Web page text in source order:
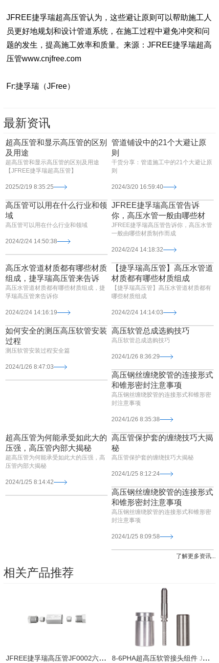
JFREE捷孚瑞超高压管认为，这些避让原则可以帮助施工人
员更好地规划和设计管道系统，在施工过程中避免冲突和问
题的发生，提高施工效率和质量。来源：JFREE捷孚瑞超高
压管www.cnjfree.com
Fr:捷孚瑞（JFree）
最新资讯
超高压管和显示高压管的区别
及用途
超高压管和显示高压管的区别及用途
【JFREE捷孚瑞超高压管】
2025/2/19 8:35:25
管道铺设中的21个大避让原
则
干货分享：管道施工中的21个大避让原
则
2024/3/20 16:59:40
高压管可以用在什么行业和领
域
高压管可以用在什么行业和领域
2024/2/24 14:50:38
JFREE捷孚瑞高压管告诉
你，高压水管一般由哪些材
JFREE捷孚瑞高压管告诉你，高压水管
一般由哪些材质制作而成
2024/2/24 14:18:32
高压水管道材质都有哪些材质
组成，捷孚瑞高压管来告诉
高压水管道材质都有哪些材质组成，捷
孚瑞高压管来告诉你
2024/2/24 14:16:19
【捷孚瑞高压管】高压水管道
材质都有哪些材质组成
【捷孚瑞高压管】高压水管道材质都有
哪些材质组成
2024/2/24 14:14:03
如何安全的测压高压软管安装
过程
测压软管安装过程安全篇
2024/1/26 8:47:03
高压软管总成选购技巧
高压软管总成选购技巧
2024/1/26 8:36:29
高压钢丝缠绕胶管的连接形式
和锥形密封注意事项
高压钢丝缠绕胶管的连接形式和锥形密
封注意事项
2024/1/26 8:35:38
超高压管为何能承受如此大的
压强，高压管内部大揭秘
超高压管为何能承受如此大的压强，高
压管内部大揭秘
2024/1/25 8:14:42
高压管保护套的缠绕技巧大揭
秘
高压管保护套的缠绕技巧大揭秘
2024/1/25 8:12:24
高压钢丝缠绕胶管的连接形式
和锥形密封注意事项
高压钢丝缠绕胶管的连接形式和锥形密
封注意事项
2024/1/25 8:09:58
了解更多资讯...
相关产品推荐
JFREE捷孚瑞高压管JF0002六角转接头组件 - 超高压软管五金配件 8-6PHA超高压软管接头组件 JFREE捷孚瑞品牌8-6PHA超高压软管接头组件，高压五金